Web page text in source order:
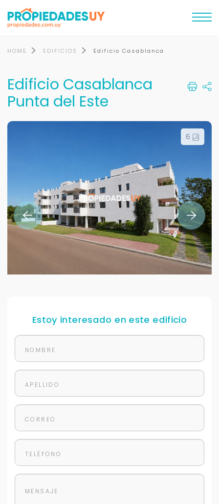
HOME EDIFICIOS Edificio Casablanca
Edificio Casablanca
Punta del Este
6
Estoy interesado en este edificio